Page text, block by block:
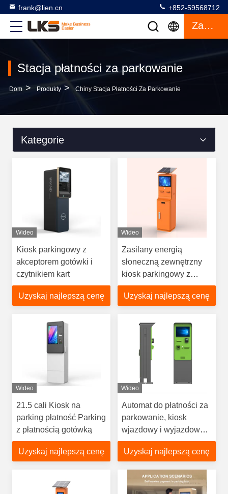
frank@lien.cn +852-59568712
Zacytować
Stacja płatności za parkowanie
Dom > Produkty > Chiny Stacja Płatności Za Parkowanie
Kategorie
Wideo
Kiosk parkingowy z
akceptorem gotówki i
czytnikiem kart
Uzyskaj najlepszą cenę
Wideo
Zasilany energią
słoneczną zewnętrzny
kiosk parkingowy z
płatnością kartą, kodem
QR i gotówką
Uzyskaj najlepszą cenę
Wideo
21.5 cali Kiosk na
parking płatność Parking
z płatnością gotówką
Uzyskaj najlepszą cenę
Wideo
Automat do płatności za
parkowanie, kiosk
wjazdowy i wyjazdowy
dla parkingu, kiosk
zewnętrzny
Uzyskaj najlepszą cenę